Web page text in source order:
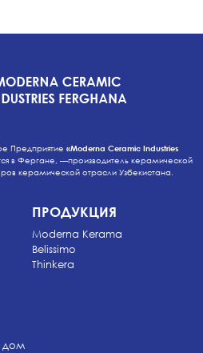
Предприятие «Moderna Ceramic Industries
в Фергане, —производитель керамической
керамической отрасли Узбекистана.
ПРОДУКЦИЯ
Moderna Kerama
Belissimo
Thinkera
дом